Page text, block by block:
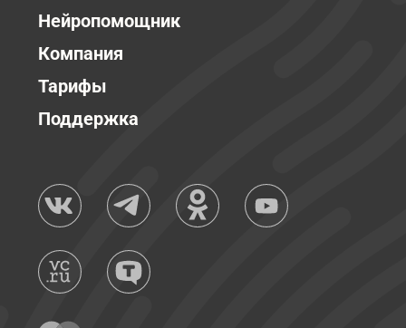
Нейропомощник
Компания
Тарифы
Поддержка